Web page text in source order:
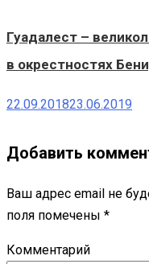
Гуадалест –
в окрестностях
22.09.201823.06.2019
Добавить
Ваш адрес email не
поля помечены *
Комментарий